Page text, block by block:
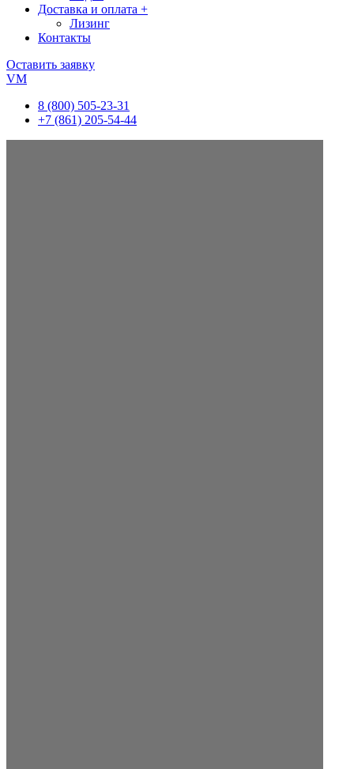
Доставка и оплата +
Лизинг
Контакты
Оставить заявку
VM
8 (800) 505-23-31
+7 (861) 205-54-44